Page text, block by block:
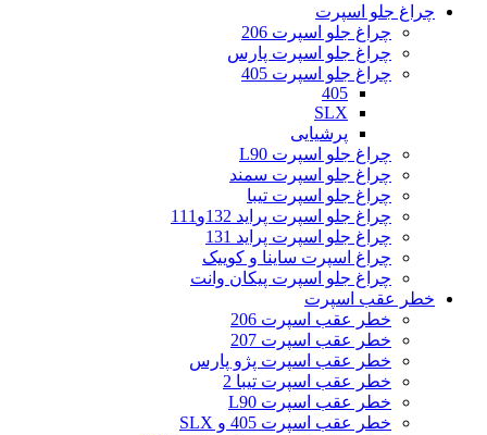
چراغ جلو اسپرت
چراغ جلو اسپرت 206
چراغ جلو اسپرت پارس
چراغ جلو اسپرت 405
405
SLX
پرشیایی
چراغ جلو اسپرت L90
چراغ جلو اسپرت سمند
چراغ جلو اسپرت تیبا
چراغ جلو اسپرت پراید 132و111
چراغ جلو اسپرت پراید 131
چراغ اسپرت ساینا و کوییک
چراغ جلو اسپرت پیکان وانت
خطر عقب اسپرت
خطر عقب اسپرت 206
خطر عقب اسپرت 207
خطر عقب اسپرت پژو پارس
خطر عقب اسپرت تیبا 2
خطر عقب اسپرت L90
خطر عقب اسپرت 405 و SLX